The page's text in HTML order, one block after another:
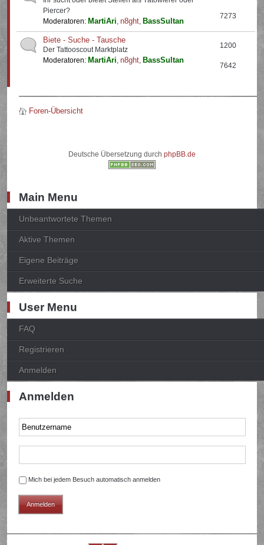
Piercer?
Moderatoren: MartiAri,n8ght, BassSultan
7273
Biete - Suche - Tausche
Der Tattooscout Marktplatz
Moderatoren: MartiAri,n8ght, BassSultan
1200
7642
Foren-Übersicht
Deutsche Übersetzung durch phpBB.de
Main Menu
Unbeantwortete Themen
Aktive Themen
Eigene Beiträge
Erweiterte Suche
User Menu
FAQ
Registrieren
Anmelden
Anmelden
Mich bei jedem Besuch automatisch anmelden